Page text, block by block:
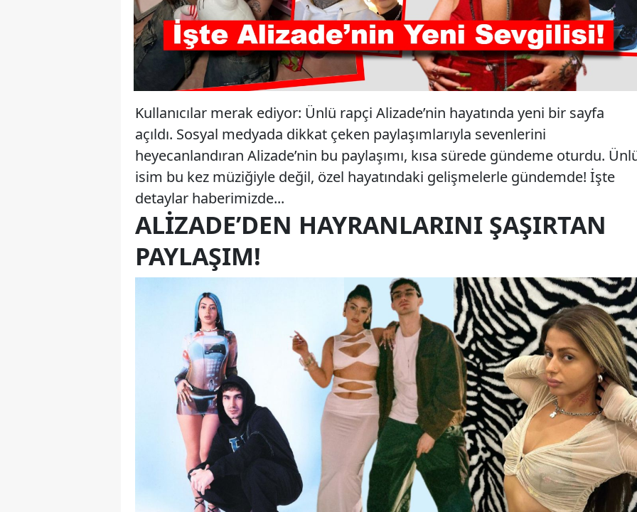
Kullanıcılar merak ediyor: Ünlü rapçi Alizade’nin hayatında yeni bir sayfa
açıldı. Sosyal medyada dikkat çeken paylaşımlarıyla sevenlerini
heyecanlandıran Alizade’nin bu paylaşımı, kısa sürede gündeme oturdu.
isim bu kez müziğiyle değil, özel hayatındaki gelişmelerle gündemde! İşte
detaylar haberimizde...
ALIZADE’DEN HAYRANLARINI ŞAŞIRTAN
PAYLAŞIM!